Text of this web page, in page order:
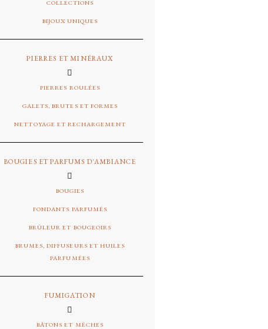
COLLECTIONS
BIJOUX UNIQUES
PIERRES ET MINÉRAUX
PIERRES ROULÉES
GALETS, BRUTES ET FORMES
NETTOYAGE ET RECHARGEMENT
BOUGIES ET PARFUMS D'AMBIANCE
BOUGIES
FONDANTS PARFUMÉS
BRÛLEUR ET BOUGEOIRS
BRUMES, DIFFUSEURS ET HUILES
PARFUMÉES
FUMIGATION
BÂTONS ET MÊCHES